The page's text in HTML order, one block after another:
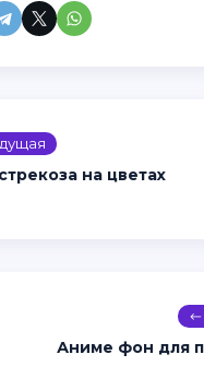
на цветах
Аниме фон для